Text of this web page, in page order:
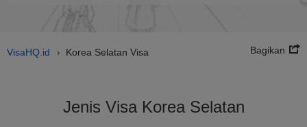
VisaHQ.id › Korea Selatan Visa Bagikan
Jenis Visa Korea Selatan